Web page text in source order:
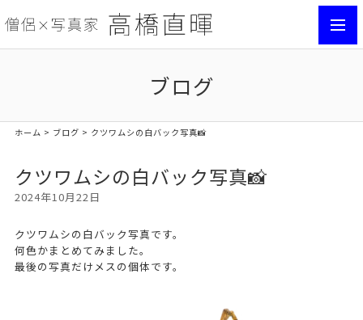
ブログ
ホーム > ブログ > クツワムシの白バック写真📸
クツワムシの白バック写真📸
2024年10月22日
クツワムシの白バック写真です。
何色かまとめてみました。
最後の写真だけメスの個体です。